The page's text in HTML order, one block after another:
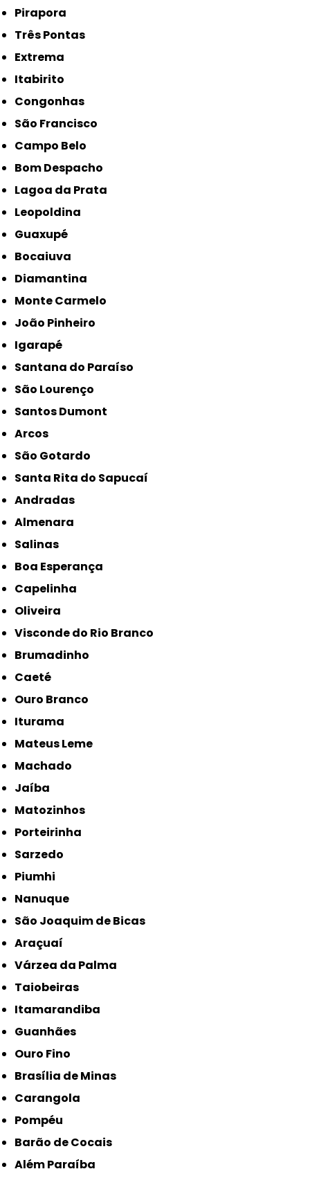
Pirapora
Três Pontas
Extrema
Itabirito
Congonhas
São Francisco
Campo Belo
Bom Despacho
Lagoa da Prata
Leopoldina
Guaxupé
Bocaiuva
Diamantina
Monte Carmelo
João Pinheiro
Igarapé
Santana do Paraíso
São Lourenço
Santos Dumont
Arcos
São Gotardo
Santa Rita do Sapucaí
Andradas
Almenara
Salinas
Boa Esperança
Capelinha
Oliveira
Visconde do Rio Branco
Brumadinho
Caeté
Ouro Branco
Iturama
Mateus Leme
Machado
Jaíba
Matozinhos
Porteirinha
Sarzedo
Piumhi
Nanuque
São Joaquim de Bicas
Araçuaí
Várzea da Palma
Taiobeiras
Itamarandiba
Guanhães
Ouro Fino
Brasília de Minas
Carangola
Pompéu
Barão de Cocais
Além Paraíba